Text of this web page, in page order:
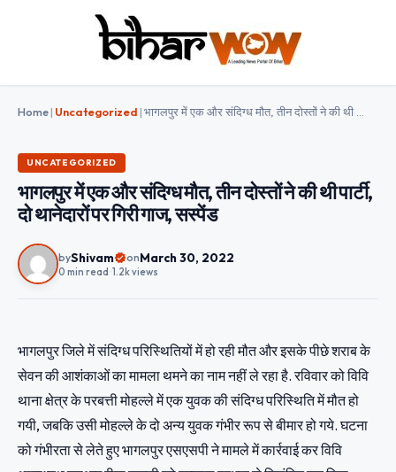
Home| Uncategorized|
UNCATEGORIZED
भागलपुर में एक और संदिग्ध मौत, तीन दोस्तों ने की थी पार्टी,
दो थानेदारों पर गिरी गाज, सस्पेंड
byShivam onMarch 30, 2022
0 min read 1.2k views
भागलपुर जिले में संदिग्ध परिस्थितियों में हो रही मौत और इसके पीछे शराब के
सेवन की आशंकाओं का मामला थमने का नाम नहीं ले रहा है. रविवार को विवि
थाना क्षेत्र के परबत्ती मोहल्ले में एक युवक की संदिग्ध परिस्थिति में मौत हो
गयी, जबकि उसी मोहल्ले के दो अन्य युवक गंभीर रूप से बीमार हो गये. घटना
को गंभीरता से लेते हुए भागलपुर एसएसपी ने मामले में कार्रवाई कर विवि